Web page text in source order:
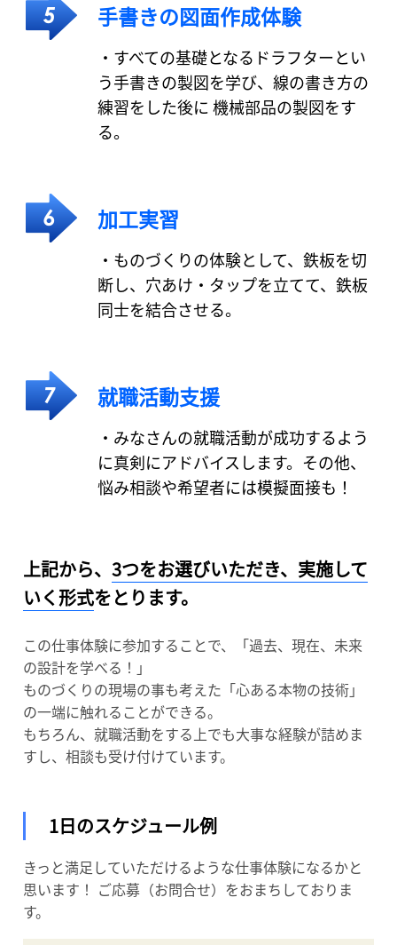
手書きの図面作成体験
・すべての基礎となるドラフターとい
う手書きの製図を学び、線の書き方の
練習をした後に 機械部品の製図をす
る。
加工実習
・ものづくりの体験として、鉄板を切
断し、穴あけ・タップを立てて、鉄板
同士を結合させる。
就職活動支援
・みなさんの就職活動が成功するよう
に真剣にアドバイスします。その他、
悩み相談や希望者には模擬面接も！
上記から、 3つをお選びいただき、実施して
いく形式をとります。
この仕事体験に参加することで、「過去、現在、未来
の設計を学べる！」
ものづくりの現場の事も考えた「心ある本物の技術」
の一端に触れることができる。
もちろん、就職活動をする上でも大事な経験が詰めま
すし、相談も受け付けています。
1日のスケジュール例
きっと満足していただけるような仕事体験になるかと
思います！ ご応募（お問合せ）をおまちしておりま
す。